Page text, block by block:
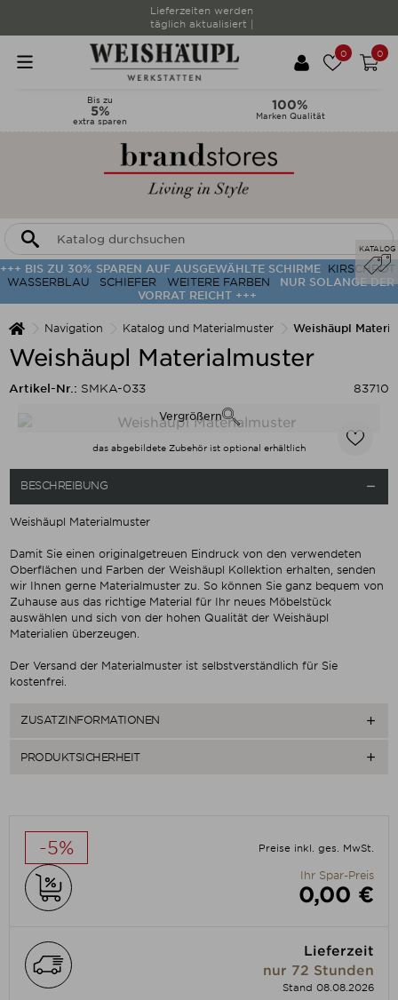
Lieferzeiten werden
täglich aktualisiert |
0 0
Bis zu
5%
extra sparen
100%
Marken Qualität
+++ BIS ZU 30% SPAREN AUF AUSGEWÄHLTE SCHIRME KIRSCHROT
WASSERBLAU
SCHIEFER WEITERE FARBEN
NUR SOLANGE DER
VORRAT REICHT +++
Navigation Katalog und Materialmuster Weishäupl
Weishäupl Materialmuster
Artikel-Nr.: SMKA-033 83710
Vergrößern
das abgebildete Zubehör ist optional erhältlich
BESCHREIBUNG 
Weishäupl Materialmuster
Damit Sie einen originalgetreuen Eindruck von den verwendeten
Oberflächen und Farben der Weishäupl Kollektion erhalten, senden
wir Ihnen gerne Materialmuster zu. So können Sie ganz bequem von
Zuhause aus das richtige Material für Ihr neues Möbelstück
auswählen und sich von der hohen Qualität der Weishäupl
Materialien überzeugen.
Der Versand der Materialmuster ist selbstverständlich für Sie
kostenfrei.
ZUSATZINFORMATIONEN 
PRODUKTSICHERHEIT 
-5% Preise inkl. ges. MwSt.
Ihr Spar-Preis
0,00 €
Lieferzeit
nur 72 Stunden
Stand 08.08.2026
KATALOG